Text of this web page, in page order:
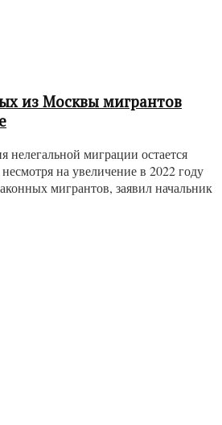
из Москвы мигрантов
нелегальной миграции остается
на увеличение в 2022 году
мигрантов, заявил начальник